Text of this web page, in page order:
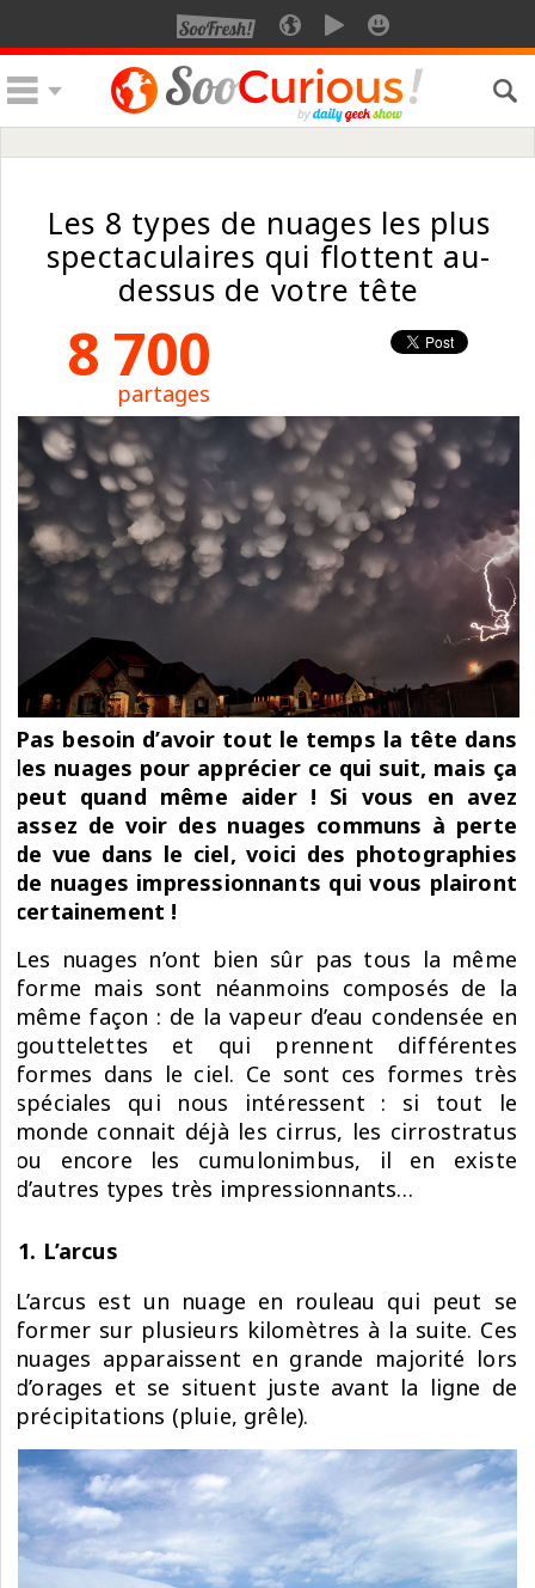
Les 8 types de nuages les plus
spectaculaires qui flottent au-
dessus de votre tête
8 700
partages
Pas besoin d’avoir tout le temps la tête dans
les nuages pour apprécier ce qui suit, mais ça
peut quand même aider ! Si vous en avez
assez de voir des nuages communs à perte
de vue dans le ciel, voici des photographies
de nuages impressionnants qui vous plairont
certainement !
Les nuages n’ont bien sûr pas tous la même
forme mais sont néanmoins composés de la
même façon : de la vapeur d’eau condensée en
gouttelettes et qui prennent différentes
formes dans le ciel. Ce sont ces formes très
spéciales qui nous intéressent : si tout le
monde connait déjà les cirrus, les cirrostratus
ou encore les cumulonimbus, il en existe
d’autres types très impressionnants…
1. L’arcus
L’arcus est un nuage en rouleau qui peut se
former sur plusieurs kilomètres à la suite. Ces
nuages apparaissent en grande majorité lors
d’orages et se situent juste avant la ligne de
précipitations (pluie, grêle).